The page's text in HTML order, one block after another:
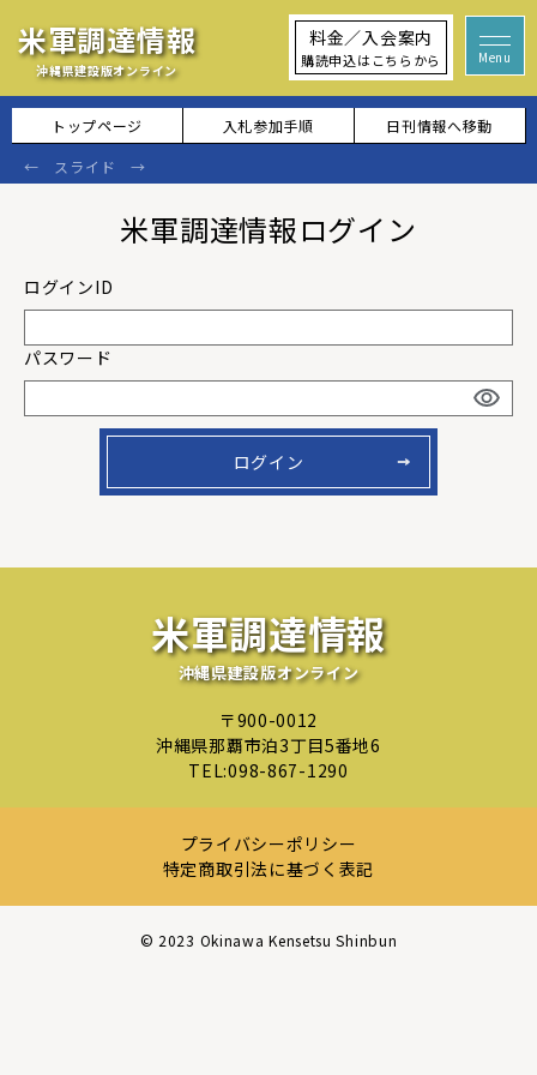
米軍調達情報
沖縄県建設版オンライン
料金／入会案内
購読申込はこちらから
トップページ 入札参加手順 日刊情報へ移動
米軍調達情報ログイン
パスワード
米軍調達情報
沖縄県建設版オンライン
〒900-0012
沖縄県那覇市泊3丁目5番地6
TEL:098-867-1290
プライバシーポリシー
特定商取引法に基づく表記
©︎ 2023 Okinawa Kensetsu Shinbun